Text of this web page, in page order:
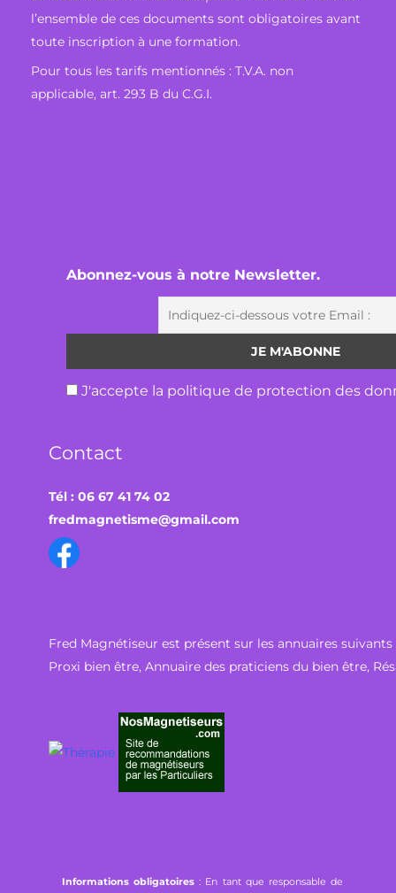
l’ensemble de ces documents sont obligatoires avant
toute inscription à une formation.
Pour tous les tarifs mentionnés : T.V.A. non
applicable, art. 293 B du C.G.I.
Abonnez-vous à notre Newsletter.
J'accepte la politique de protection des
Contact
Tél : 06 67 41 74 02
fredmagnetisme@gmail.com
Fred Magnétiseur est présent sur les annuaires suivants
Proxi bien être, Annuaire des praticiens du bien être,
Informations obligatoires : En tant que responsable de